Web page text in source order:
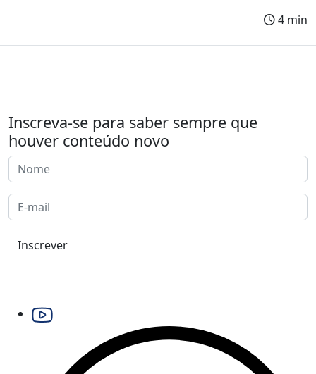
4 min
Inscreva-se para saber sempre que
houver conteúdo novo
Inscrever